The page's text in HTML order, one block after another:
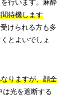
行います。麻酔
待機します
けられる方も多
とよいでしょ
りますが、顔全
は光を遮断する